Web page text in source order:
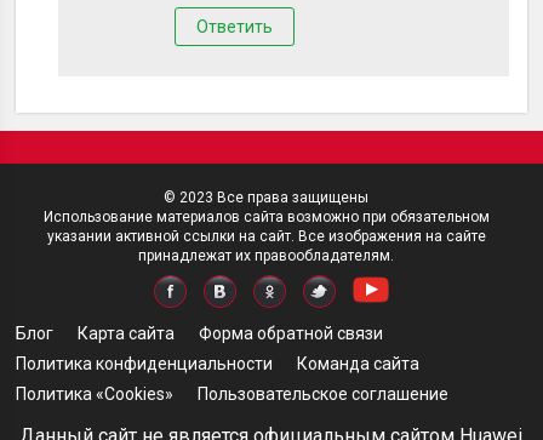
Ответить
© 2023 Все права защищены
Использование материалов сайта возможно при обязательном
указании активной ссылки на сайт. Все изображения на сайте
принадлежат их правообладателям.
Блог Карта сайта
Форма обратной связи
Политика конфиденциальности
Команда сайта
Политика «Cookies»
Пользовательское соглашение